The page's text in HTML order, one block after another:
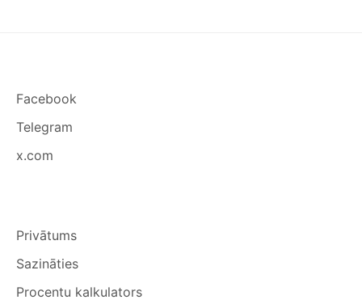
Facebook
Telegram
x.com
Privātums
Sazināties
Procentu kalkulators